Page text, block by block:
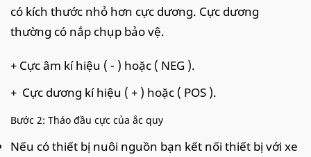
có kích thước nhỏ hơn cực dương. Cực dương
thường có nắp chụp bảo vệ.
+ Cực âm kí hiệu ( - ) hoặc ( NEG ).
+ Cực dương kí hiệu ( + ) hoặc ( POS ).
Bước 2: Tháo đầu cực của ắc quy
Nếu có thiết bị nuôi nguồn bạn kết nối thiết bị với xe